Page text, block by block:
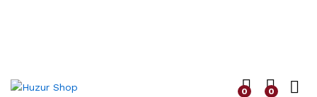
0 0